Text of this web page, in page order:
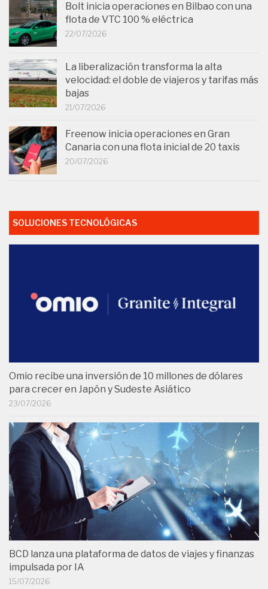
Bolt inicia operaciones en Bilbao con una
flota de VTC 100 % eléctrica
22/07/2026
La liberalización transforma la alta
velocidad: el doble de viajeros y tarifas más
bajas
21/07/2026
Freenow inicia operaciones en Gran
Canaria con una flota inicial de 20 taxis
20/07/2026
SOLUCIONES TECNOLÓGICAS
Omio recibe una inversión de 10 millones de dólares
para crecer en Japón y Sudeste Asiático
23/07/2026
BCD lanza una plataforma de datos de viajes y finanzas
impulsada por IA
15/07/2026